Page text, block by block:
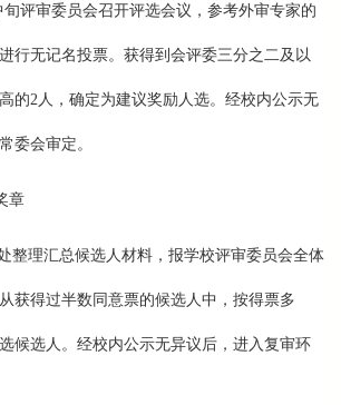
旬评审委员会召开评选会议，参考外审专家的
行无记名投票。获得到会评委三分之二及以
的2人，确定为建议奖励人选。经校内公示无
委会审定。
章
整理汇总候选人材料，报学校评审委员会全体
获得过半数同意票的候选人中，按得票多
候选人。经校内公示无异议后，进入复审环